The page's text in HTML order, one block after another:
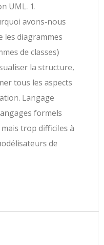
UML. 1.
avons-nous
les diagrammes
de classes)
la structure,
tous les aspects
Langage
formels
trop difficiles à
de